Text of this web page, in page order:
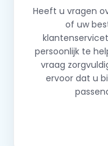
Heeft u vragen
of uw
persoonlijk te
vraag
ervoor dat u